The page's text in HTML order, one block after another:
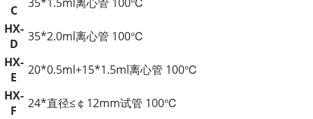
C
HX-
D
35*2.0ml离心管 100℃
HX-
E
20*0.5ml+15*1.5ml离心管 100℃
HX-
F
24*直径≤￠12mm试管 100℃